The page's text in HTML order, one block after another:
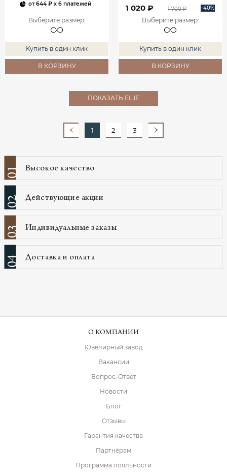
от644 ₽ x 6 платежей
Выберите размер:
Купить в один клик
В КОРЗИНУ
1 020 ₽ 1 700 ₽ -40%
Выберите размер:
Купить в один клик
В КОРЗИНУ
ПОКАЗАТЬ ЕЩЁ
1 2 3
01 Высокое качество
02 Действующие акции
03 Индивидуальные заказы
04 Доставка и оплата
О КОМПАНИИ
Ювелирный завод
Вакансии
Вопрос-Ответ
Новости
Блог
Отзывы
Гарантия качества
Партнёрам
Программа лояльности